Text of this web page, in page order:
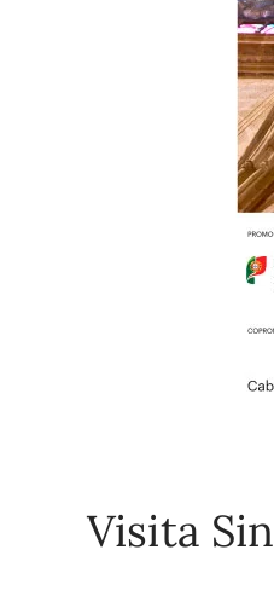
Visita